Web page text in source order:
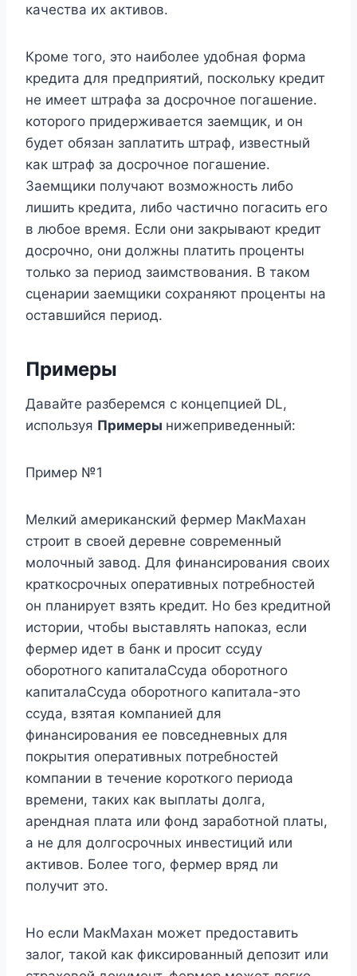
качества их активов.
Кроме того, это наиболее удобная форма
кредита для предприятий, поскольку кредит
не имеет штрафа за досрочное погашение.
которого придерживается заемщик, и он
будет обязан заплатить штраф, известный
как штраф за досрочное погашение.
Заемщики получают возможность либо
лишить кредита, либо частично погасить его
в любое время. Если они закрывают кредит
досрочно, они должны платить проценты
только за период заимствования. В таком
сценарии заемщики сохраняют проценты на
оставшийся период.
Примеры
Давайте разберемся с концепцией DL,
используя Примеры нижеприведенный:
Пример №1
Мелкий американский фермер МакМахан
строит в своей деревне современный
молочный завод. Для финансирования своих
краткосрочных оперативных потребностей
он планирует взять кредит. Но без кредитной
истории, чтобы выставлять напоказ, если
фермер идет в банк и просит ссуду
оборотного капиталаСсуда ​​оборотного
капиталаСсуда ​​оборотного капитала-это
ссуда, взятая компанией для
финансирования ее повседневных для
покрытия оперативных потребностей
компании в течение короткого периода
времени, таких как выплаты долга,
арендная плата или фонд заработной платы,
а не для долгосрочных инвестиций или
активов. Более того, фермер вряд ли
получит это.
Но если МакМахан может предоставить
залог, такой как фиксированный депозит или